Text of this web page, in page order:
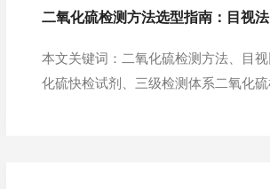
二氧化硫检测方法选型指南：目视
本文关键词：二氧化硫检测方法、目
化硫快检试剂、三级检测体系二氧化